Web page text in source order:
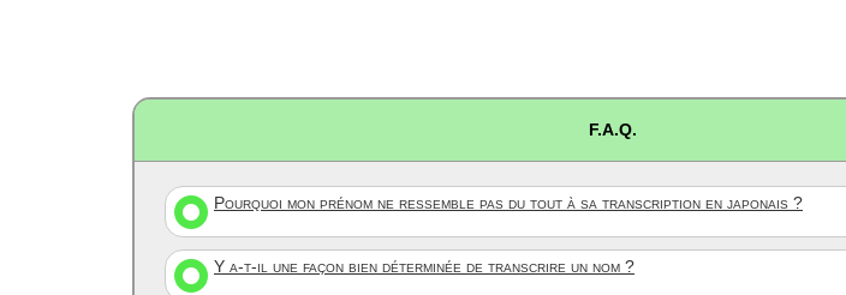
F.A.Q.
Pourquoi mon prénom ne ressemble pas du tout à sa transcription en japonais ?
Y a-t-il une façon bien déterminée de transcrire un nom ?